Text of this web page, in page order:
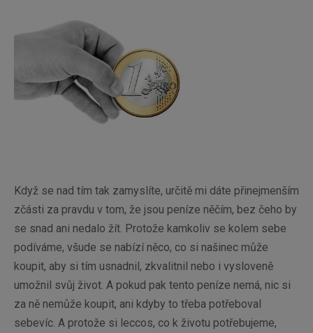
Když se nad tím tak zamyslíte, určitě mi dáte přinejmenším
zčásti za pravdu v tom, že jsou peníze něčím, bez čeho by
se snad ani nedalo žít. Protože kamkoliv se kolem sebe
podíváme, všude se nabízí něco, co si našinec může
koupit, aby si tím usnadnil, zkvalitnil nebo i vysloveně
umožnil svůj život. A pokud pak tento peníze nemá, nic si
za ně nemůže koupit, ani kdyby to třeba potřeboval
sebevíc. A protože si leccos, co k životu potřebujeme,